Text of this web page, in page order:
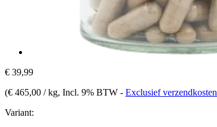
€ 39,99
(€ 465,00 / kg, Incl. 9% BTW - Exclusief verzendkosten
Variant: